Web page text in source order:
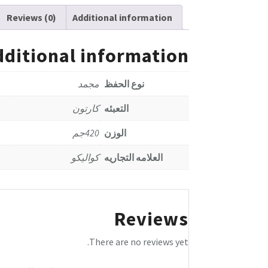
Additional information
Reviews (0)
information
نوع الحفظ مجمد
التعبئه كارتون
الوزن 420جم
العلامه التجاريه كواليكو
Reviews
There are no reviews yet.